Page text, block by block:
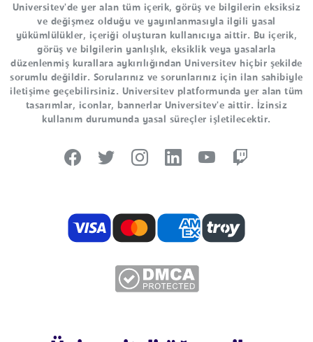
Universitev'de yer alan tüm içerik, görüş ve bilgilerin eksiksiz
ve değişmez olduğu ve yayınlanmasıyla ilgili yasal
yükümlülükler, içeriği oluşturan kullanıcıya aittir. Bu içerik,
görüş ve bilgilerin yanlışlık, eksiklik veya yasalarla
düzenlenmiş kurallara aykırılığından Universitev hiçbir şekilde
sorumlu değildir. Sorularınız ve sorunlarınız için ilan sahibiyle
iletişime geçebilirsiniz. Universitev platformunda yer alan tüm
tasarımlar, iconlar, bannerlar Universitev'e aittir. İzinsiz
kullanım durumunda yasal süreçler işletilecektir.